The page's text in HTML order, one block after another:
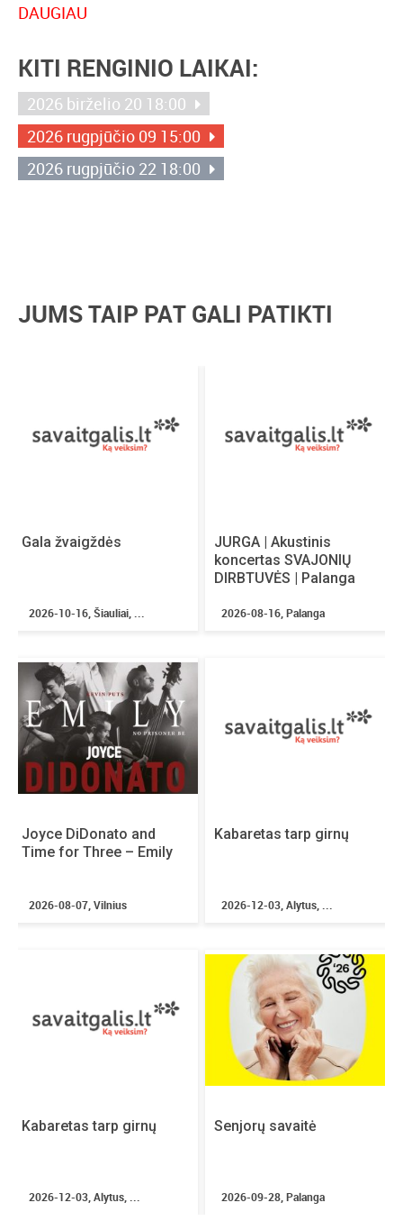
DAUGIAU
KITI RENGINIO LAIKAI:
2026 birželio 20 18:00
2026 rugpjūčio 09 15:00
2026 rugpjūčio 22 18:00
JUMS TAIP PAT GALI PATIKTI
Gala žvaigždės
2026-10-16, Šiauliai, ...
JURGA | Akustinis
koncertas SVAJONIŲ
DIRBTUVĖS | Palanga
2026-08-16, Palanga
Joyce DiDonato and
Time for Three – Emily
2026-08-07, Vilnius
Kabaretas tarp girnų
2026-12-03, Alytus, ...
Kabaretas tarp girnų
2026-12-03, Alytus, ...
Senjorų savaitė
2026-09-28, Palanga